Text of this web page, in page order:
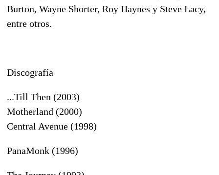
Burton, Wayne Shorter, Roy Haynes y Steve Lacy,
entre otros.
Discografía
...Till Then (2003)
Motherland (2000)
Central Avenue (1998)
PanaMonk (1996)